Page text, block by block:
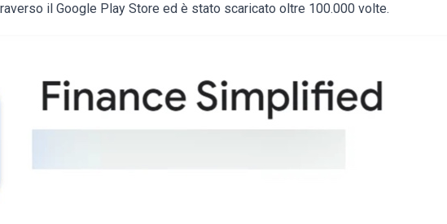
il Google Play Store ed è stato scaricato oltre 100.000 volte.